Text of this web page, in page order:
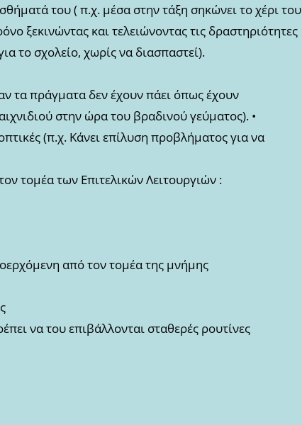
του ( π.χ. μέσα στην τάξη σηκώνει το χέρι του
ξεκινώντας και τελειώνοντας τις δραστηριότητες
το σχολείο, χωρίς να διασπαστεί).
τα πράγματα δεν έχουν πάει όπως έχουν
στην ώρα του βραδινού γεύματος). •
(π.χ. Κάνει επίλυση προβλήματος για να
τομέα των Επιτελικών Λειτουργιών :
από τον τομέα της μνήμης
να του επιβάλλονται σταθερές ρουτίνες